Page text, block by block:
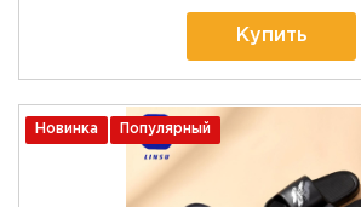
Купить
Новинка Популярный